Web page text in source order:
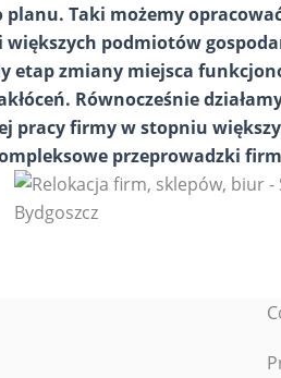
planu. Taki możemy
podmiotów
etap zmiany miejsca
Równocześnie
pracy firmy w stopniu
przeprowadzki